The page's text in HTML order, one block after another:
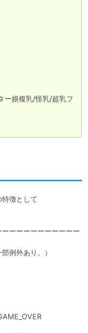
娘複乳/怪乳/超乳フ
徴として
ーーーーーーーーーー
例外あり。）